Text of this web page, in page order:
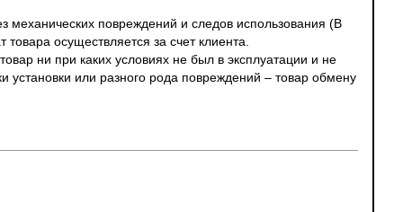
механических повреждений и следов использования (В
товара осуществляется за счет клиента.
ни при каких условиях не был в эксплуатации и не
установки или разного рода повреждений – товар обмену